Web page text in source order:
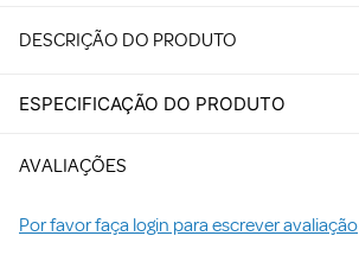
DESCRIÇÃO DO PRODUTO
ESPECIFICAÇÃO DO PRODUTO
AVALIAÇÕES
Por favor faça login para escrever avaliação